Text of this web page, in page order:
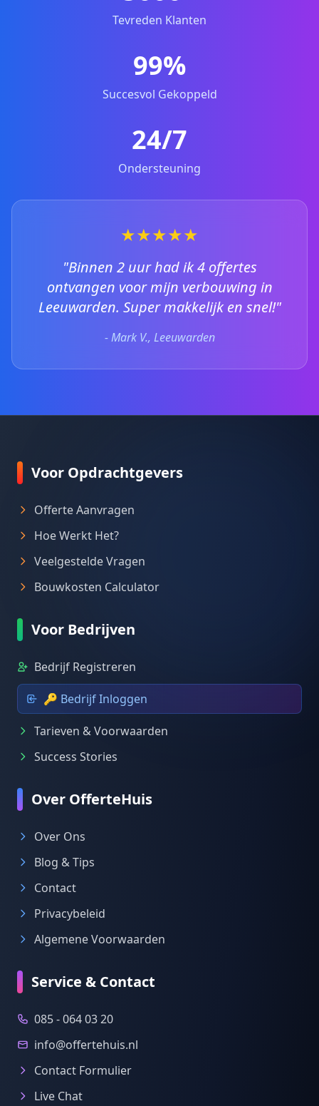
Tevreden Klanten
99%
Succesvol Gekoppeld
24/7
Ondersteuning
★★★★★
"Binnen 2 uur had ik 4 offertes
ontvangen voor mijn verbouwing in
Leeuwarden. Super makkelijk en snel!"
- Mark V., Leeuwarden
Voor Opdrachtgevers
Offerte Aanvragen
Hoe Werkt Het?
Veelgestelde Vragen
Bouwkosten Calculator
Voor Bedrijven
Bedrijf Registreren
🔑 Bedrijf Inloggen
Tarieven & Voorwaarden
Success Stories
Over OfferteHuis
Over Ons
Blog & Tips
Contact
Privacybeleid
Algemene Voorwaarden
Service & Contact
085 - 064 03 20
info@offertehuis.nl
Contact Formulier
Live Chat